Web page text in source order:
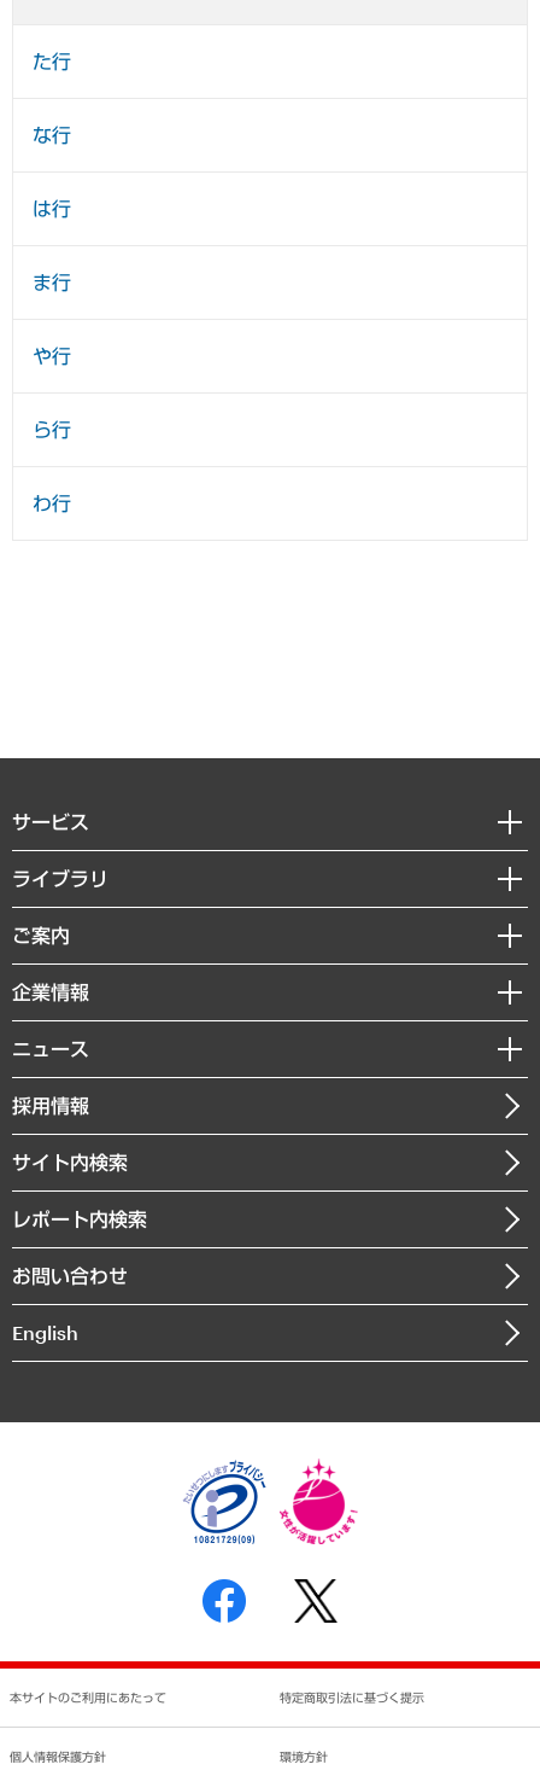
た行
な行
は行
ま行
や行
ら行
わ行
サービス
経営戦略
組織・人事戦略
デジタルイノベーション
共生・ダイバーシティ
GRC（ガバナンス・リスク・コンプライアンス）・防災（政策）
経済・産業・雇用・労働
まちづくり・観光・交通・スポーツ・スマートシティ
自然資源・農林水産業・食料システム
ライブラリ
経済調査
レポート
コラム
経営用語集
受託・受注実績（官公庁関連）
メディア掲載・出演
ご案内
セミナー・イベント情報
MUFGビジネスセミナー
受託案件情報
企業情報
私たちの想い
社長メッセージ
会社概要
沿革
組織図・本部部室紹介
インドネシア現地法人
個人情報保護方針
反社会的勢力に対する基本方針
書面による個人情報の開示等の請求の手続きについて
ニュース
ニュースリリース
お知らせ
採用情報
サイト内検索
レポート内検索
お問い合わせ
English
本サイトのご利用にあたって 特定商取引法に基づく提示
個人情報保護方針 環境方針